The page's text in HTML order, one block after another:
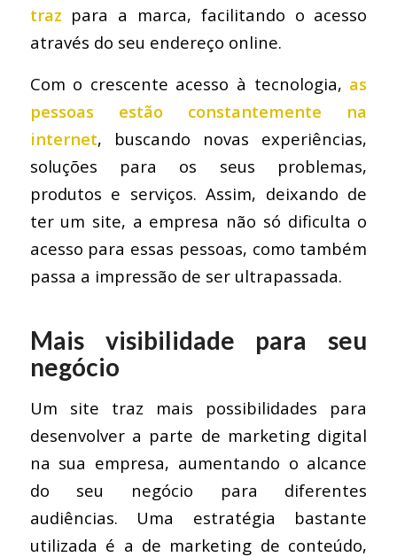
traz para a marca, facilitando o acesso
através do seu endereço online.
Com o crescente acesso à tecnologia, as
pessoas estão constantemente na
internet, buscando novas experiências,
soluções para os seus problemas,
produtos e serviços. Assim, deixando de
ter um site, a empresa não só dificulta o
acesso para essas pessoas, como também
passa a impressão de ser ultrapassada.
Mais visibilidade para seu
negócio
Um site traz mais possibilidades para
desenvolver a parte de marketing digital
na sua empresa, aumentando o alcance
do seu negócio para diferentes
audiências. Uma estratégia bastante
utilizada é a de marketing de conteúdo,